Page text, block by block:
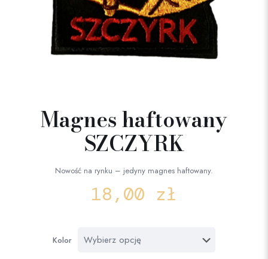
Magnes haftowany
SZCZYRK
Nowość na rynku – jedyny magnes haftowany.
18,00 zł
Kolor